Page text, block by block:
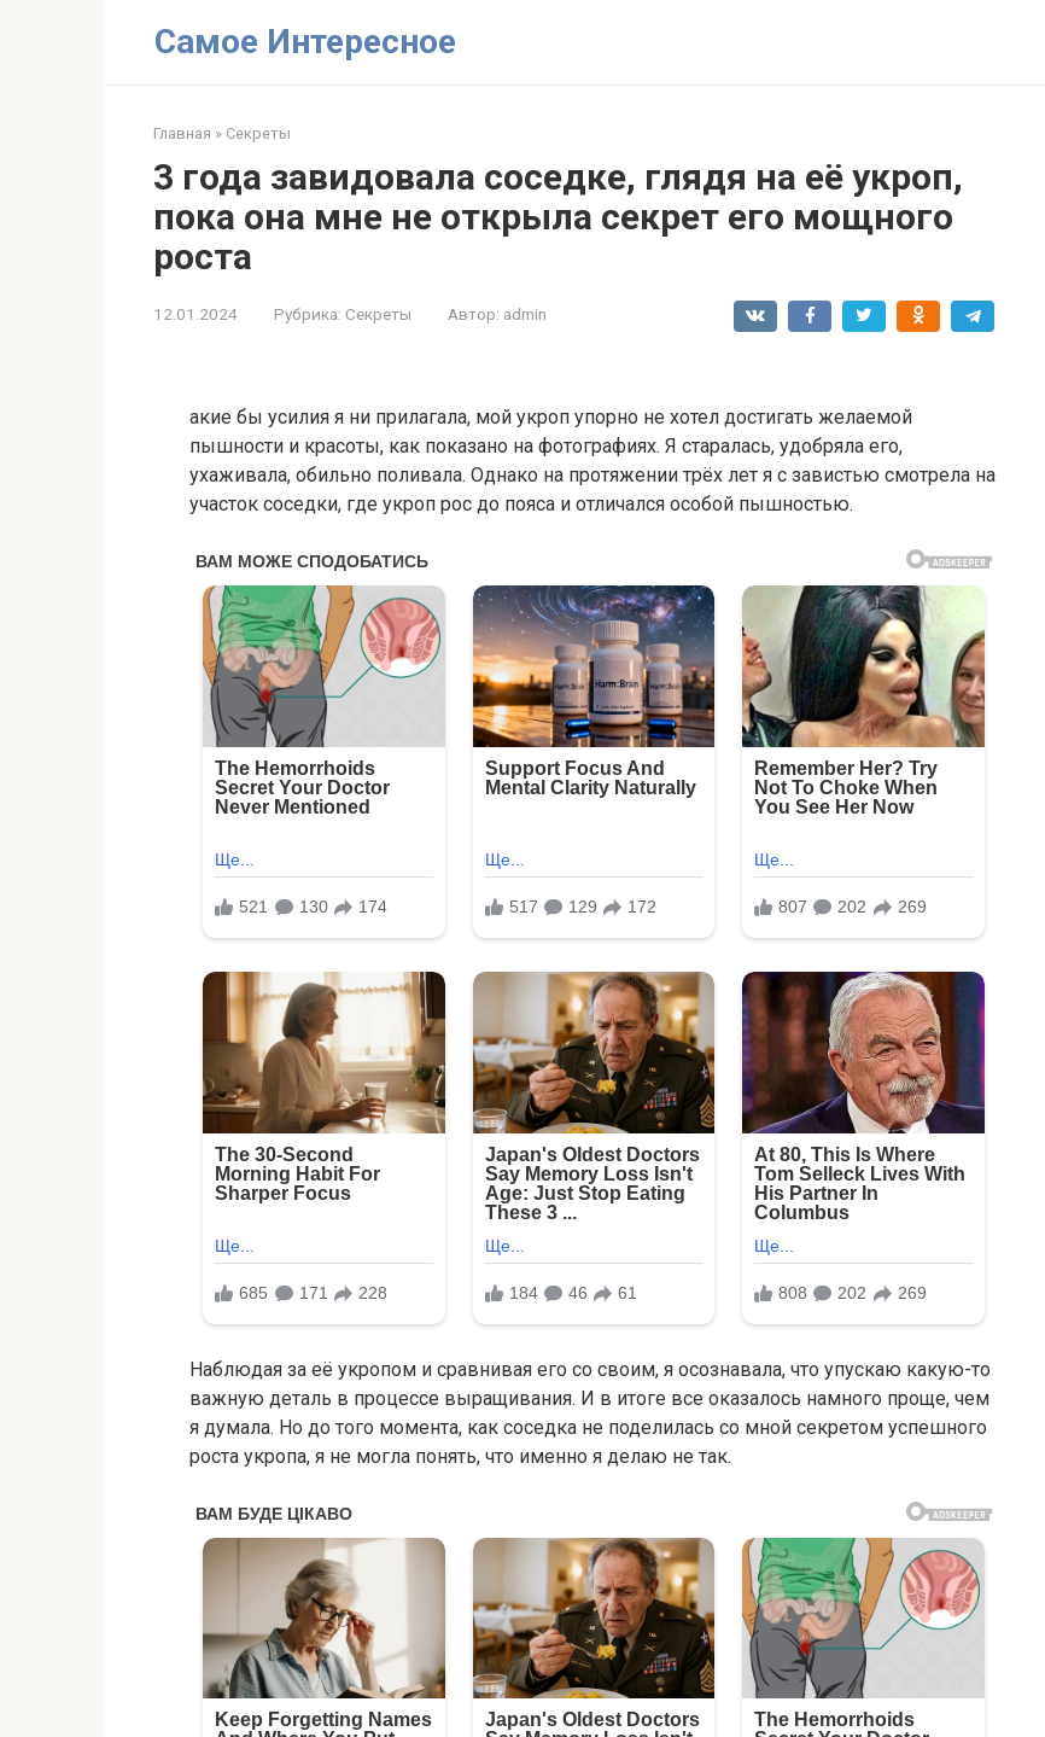
Самое Интересное
Главная » Секреты
3 года завидовала соседке, глядя на её укроп,
пока она мне не открыла секрет его мощного
роста
12.01.2024 Рубрика: Секреты Автор: admin
акие бы усилия я ни прилагала, мой укроп упорно не хотел достигать желаемой
пышности и красоты, как показано на фотографиях. Я старалась, удобряла его,
ухаживала, обильно поливала. Однако на протяжении трёх лет я с завистью смотрела на
участок соседки, где укроп рос до пояса и отличался особой пышностью.
Наблюдая за её укропом и сравнивая его со своим, я осознавала, что упускаю какую-то
важную деталь в процессе выращивания. И в итоге все оказалось намного проще, чем
я думала. Но до того момента, как соседка не поделилась со мной секретом успешного
роста укропа, я не могла понять, что именно я делаю не так.